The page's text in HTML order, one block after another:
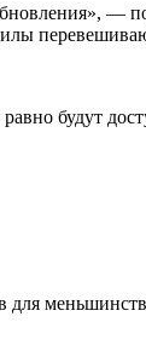
будут
для